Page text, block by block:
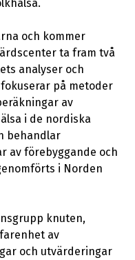
och kommer
ta fram två
analyser och
på metoder
av
i de nordiska
behandlar
av förebyggande och
i Norden
knuten,
av
och utvärderingar